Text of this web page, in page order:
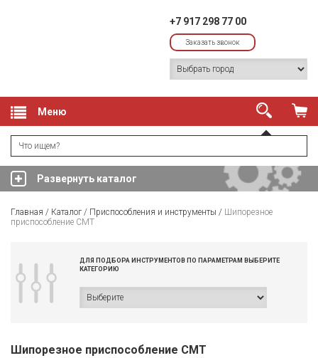
+7 917 298 77 00
Заказать звонок
Меню
Развернуть каталог
Главная / Каталог / Приспособления и инструменты / Шипорезное
приспособление CMT
ДЛЯ ПОДБОРА ИНСТРУМЕНТОВ ПО ПАРАМЕТРАМ ВЫБЕРИТЕ
КАТЕГОРИЮ
Шипорезное приспособление CMT